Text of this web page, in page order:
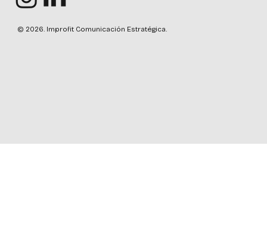
© 2026. Improfit Comunicación Estratégica.